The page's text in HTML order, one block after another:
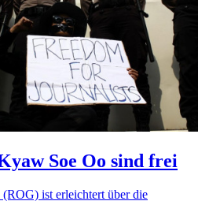
Soe Oo sind frei
ist erleichtert über die